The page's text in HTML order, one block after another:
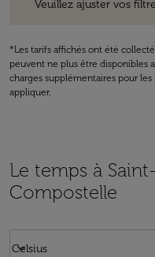
Veuillez ajuster vos
*Les tarifs affichés ont été
peuvent ne plus être disponibles
charges supplémentaires pour
appliquer.
Le temps à
Compostelle
Celsius
keyboard_arrow_down